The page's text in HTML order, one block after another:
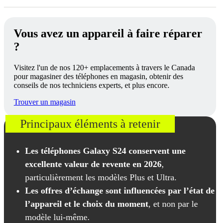
Vous avez un appareil à faire réparer
?
Visitez l'un de nos 120+ emplacements à travers le Canada
pour magasiner des téléphones en magasin, obtenir des
conseils de nos techniciens experts, et plus encore.
Trouver un magasin
Principaux éléments à retenir
Les téléphones Galaxy S24 conservent une
excellente valeur de revente en 2026,
particulièrement les modèles Plus et Ultra.
Les offres d’échange sont influencées par l’état de
l’appareil et le choix du moment, et non par le
modèle lui-même.